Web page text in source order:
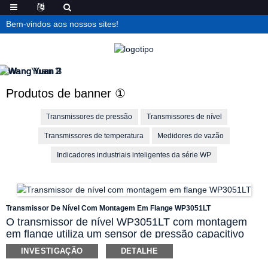
Bem-vindos aos nossos sites!
Produtos de banner ①
Transmissores de pressão Transmissores de nível
Transmissores de temperatura Medidores de vazão
Indicadores industriais inteligentes da série WP
Transmissor De Nível Com Montagem Em Flange WP3051LT
O transmissor de nível WP3051LT com montagem
em flange utiliza um sensor de pressão capacitivo
diferencial, permitindo medições precisas de pressão
em água e outros líquidos em diversos recipientes.
INVESTIGAÇÃO DETALHE